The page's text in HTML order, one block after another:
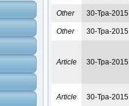
Other 30-Тра-2015
Other 30-Тра-2015
Article 30-Тра-2015
Article 30-Тра-2015